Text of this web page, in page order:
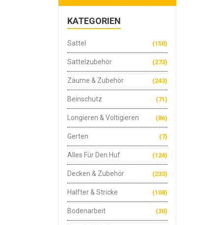
KATEGORIEN
(150)
Sattel
(273)
Sattelzubehör
(243)
Zäume & Zubehör
(71)
Beinschutz
(86)
Longieren & Voltigieren
(7)
Gerten
(124)
Alles Für Den Huf
(233)
Decken & Zubehör
(108)
Halfter & Stricke
(30)
Bodenarbeit